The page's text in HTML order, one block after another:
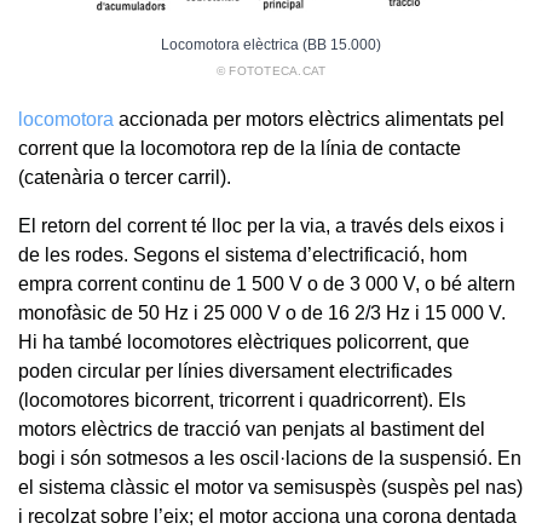
Locomotora elèctrica (BB 15.000)
© FOTOTECA.CAT
locomotora accionada per motors elèctrics alimentats pel
corrent que la locomotora rep de la línia de contacte
(catenària o tercer carril).
El retorn del corrent té lloc per la via, a través dels eixos i
de les rodes. Segons el sistema d’electrificació, hom
empra corrent continu de 1 500 V o de 3 000 V, o bé altern
monofàsic de 50 Hz i 25 000 V o de 16 2/3 Hz i 15 000 V.
Hi ha també locomotores elèctriques policorrent, que
poden circular per línies diversament electrificades
(locomotores bicorrent, tricorrent i quadricorrent). Els
motors elèctrics de tracció van penjats al bastiment del
bogi i són sotmesos a les oscil·lacions de la suspensió. En
el sistema clàssic el motor va semisuspès (suspès pel nas)
i recolzat sobre l’eix; el motor acciona una corona dentada